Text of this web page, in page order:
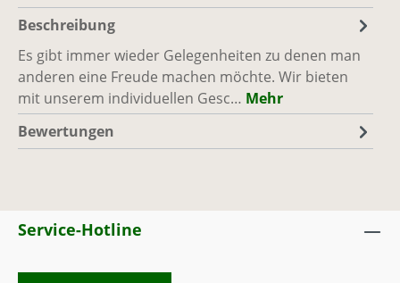
Beschreibung
Es gibt immer wieder Gelegenheiten zu denen man
anderen eine Freude machen möchte. Wir bieten
mit unserem individuellen Gesc… Mehr
Bewertungen
Service-Hotline